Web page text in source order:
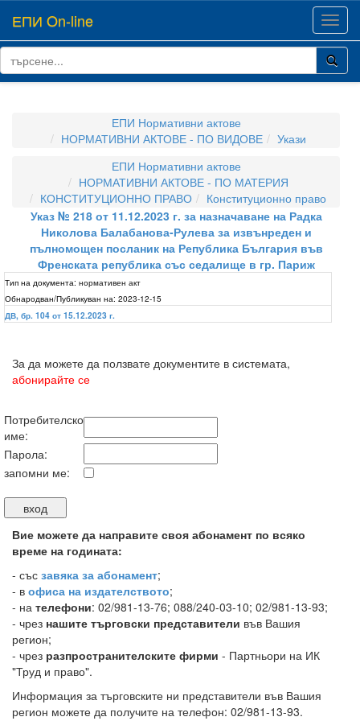
ЕПИ On-line
ЕПИ Нормативни актове
НОРМАТИВНИ АКТОВЕ - ПО ВИДОВЕ
Укази
ЕПИ Нормативни актове
НОРМАТИВНИ АКТОВЕ - ПО МАТЕРИЯ
КОНСТИТУЦИОННО ПРАВО
Конституционно право
Указ № 218 от 11.12.2023 г. за назначаване на Радка
Николова Балабанова-Рулева за извънреден и
пълномощен посланик на Република България във
Френската република със седалище в гр. Париж
Тип на документа: нормативен акт
Обнародван/Публикуван на: 2023-12-15
ДВ, бр. 104 от 15.12.2023 г.
За да можете да ползвате документите в системата,
абонирайте се
Потребителско
име:
Парола:
запомни ме:
Вие можете да направите своя абонамент по всяко
време на годината:
- със завяка за абонамент;
- в офиса на издателството;
- на телефони: 02/981-13-76; 088/240-03-10; 02/981-13-93;
- чрез нашите търговски представители във Вашия
регион;
- чрез разпространителските фирми - Партньори на ИК
"Труд и право".
Информация за търговските ни представители във Вашия
регион можете да получите на телефон: 02/981-13-93.